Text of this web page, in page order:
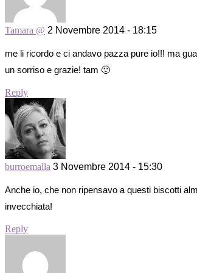
Tamara @ 2 Novembre 2014 - 18:15
me li ricordo e ci andavo pazza pure io!!! ma
un sorriso e grazie! tam 🙂
Reply
burroemalla 3 Novembre 2014 - 15:30
Anche io, che non ripensavo a questi biscotti
invecchiata!
Reply